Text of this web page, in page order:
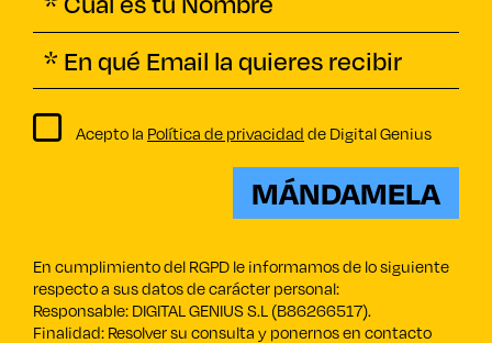
Acepto la Política de privacidad de Digital Genius
MÁNDAMELA
En cumplimiento del RGPD le informamos de lo siguiente
respecto a sus datos de carácter personal:
Responsable: DIGITAL GENIUS S.L (B86266517).
Finalidad: Resolver su consulta y ponernos en contacto